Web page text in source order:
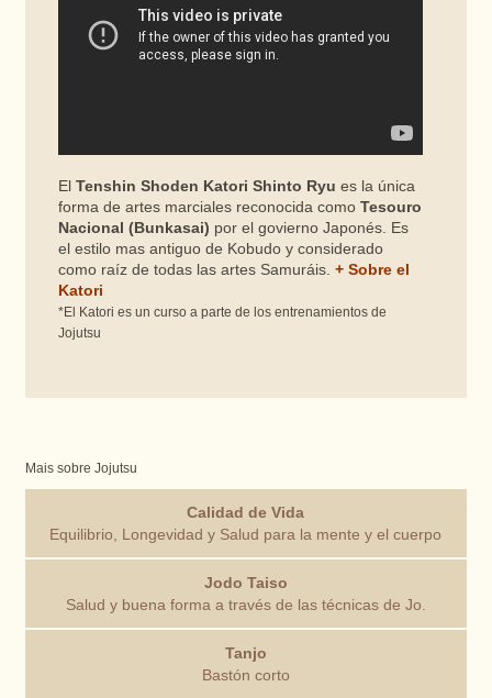
El Tenshin Shoden Katori Shinto Ryu es la única
forma de artes marciales reconocida comoTesouro
Nacional (Bunkasai) por el govierno Japonés. Es
el estilo mas antiguo de Kobudo y considerado
como raíz de todas las artes Samuráis. + Sobre el
Katori
*El Katori es un curso a parte de los entrenamientos de
Jojutsu
Mais sobre Jojutsu
Calidad de Vida
Equilibrio, Longevidad y Salud para la mente y el cuerpo
Jodo Taiso
Salud y buena forma a través de las técnicas de Jo.
Tanjo
Bastón corto